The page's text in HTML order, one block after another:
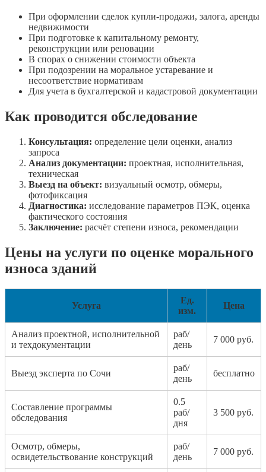
При оформлении сделок купли-продажи, залога, аренды
недвижимости
При подготовке к капитальному ремонту,
реконструкции или реновации
В спорах о снижении стоимости объекта
При подозрении на моральное устаревание и
несоответствие нормативам
Для учета в бухгалтерской и кадастровой документации
Как проводится обследование
Консультация: определение цели оценки, анализ
запроса
Анализ документации: проектная, исполнительная,
техническая
Выезд на объект: визуальный осмотр, обмеры,
фотофиксация
Диагностика: исследование параметров ПЭК, оценка
фактического состояния
Заключение: расчёт степени износа, рекомендации
Цены на услуги по оценке морального
износа зданий
Услуга
Ед.
изм.
Цена
Анализ проектной, исполнительной
и техдокументации
раб/
день
7 000 руб.
Выезд эксперта по Сочи
раб/
день
бесплатно
Составление программы
обследования
0.5
раб/
дня
3 500 руб.
Осмотр, обмеры,
освидетельствование конструкций
раб/
день
7 000 руб.